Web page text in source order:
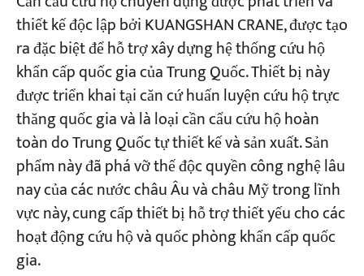
thiết kế độc lập bởi KUANGSHAN CRANE, được tạo
ra đặc biệt để hỗ trợ xây dựng hệ thống cứu hộ
khẩn cấp quốc gia của Trung Quốc. Thiết bị này
được triển khai tại căn cứ huấn luyện cứu hộ trực
thăng quốc gia và là loại cần cẩu cứu hộ hoàn
toàn do Trung Quốc tự thiết kế và sản xuất. Sản
phẩm này đã phá vỡ thế độc quyền công nghệ lâu
nay của các nước châu Âu và châu Mỹ trong lĩnh
vực này, cung cấp thiết bị hỗ trợ thiết yếu cho các
hoạt động cứu hộ và quốc phòng khẩn cấp quốc
gia.